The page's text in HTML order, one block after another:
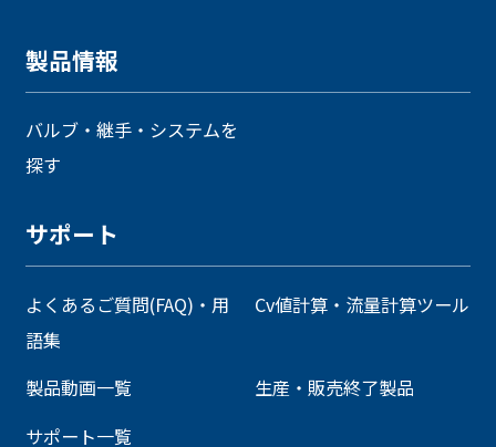
製品情報
バルブ・継手・システムを
探す
サポート
よくあるご質問(FAQ)・用
語集
Cv値計算・流量計算ツール
製品動画一覧
生産・販売終了製品
サポート一覧